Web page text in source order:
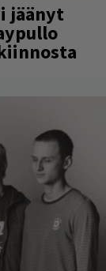
jäänyt